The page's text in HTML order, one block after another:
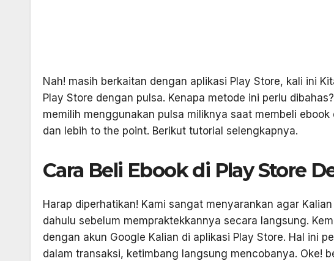
Nah! masih berkaitan dengan aplikasi Play Store, kali ini
Play Store dengan pulsa. Kenapa metode ini perlu
memilih menggunakan pulsa miliknya saat membeli
dan lebih to the point. Berikut tutorial selengkapnya.
Cara Beli Ebook di Play Store
Harap diperhatikan! Kami sangat menyarankan agar
dahulu sebelum mempraktekkannya secara langsung.
dengan akun Google Kalian di aplikasi Play Store. Hal ini
dalam transaksi, ketimbang langsung mencobanya. Oke!